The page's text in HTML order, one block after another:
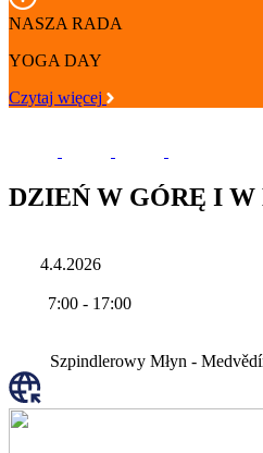
NASZA RADA
YOGA DAY
Czytaj więcej
DZIEŃ W GÓRĘ I W
4.4.2026
7:00 - 17:00
Szpindlerowy Młyn -